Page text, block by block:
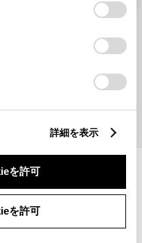
)が保存されることに同
ッキー)のオプトアウト、
にあたっては、当社の
いについて
」をご覧くだ
詳細を表示
を許可
を許可
ービス